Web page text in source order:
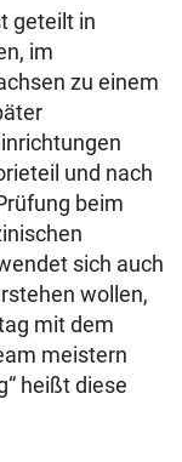
geteilt in
im
zu einem
und nach
beim
sich auch
wollen,
mit dem
meistern
heißt diese